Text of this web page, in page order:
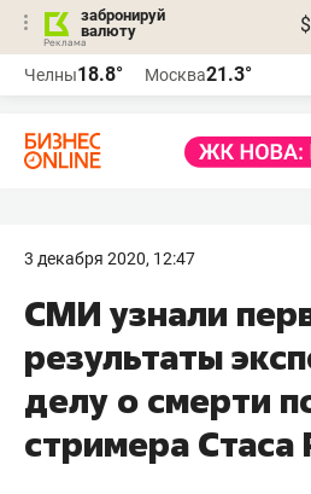
забронируй
валюту
$
Челны18.8° Москва21.3°
3 декабря 2020, 12:47
СМИ узнали
результаты
делу о смерти
стримера Стаса